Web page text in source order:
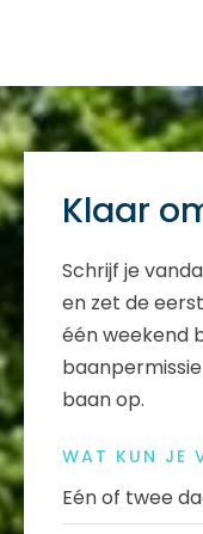
Klaar
Schrijf je
en zet de
één weekend
baan op.
WAT KUN JE
Eén of twee